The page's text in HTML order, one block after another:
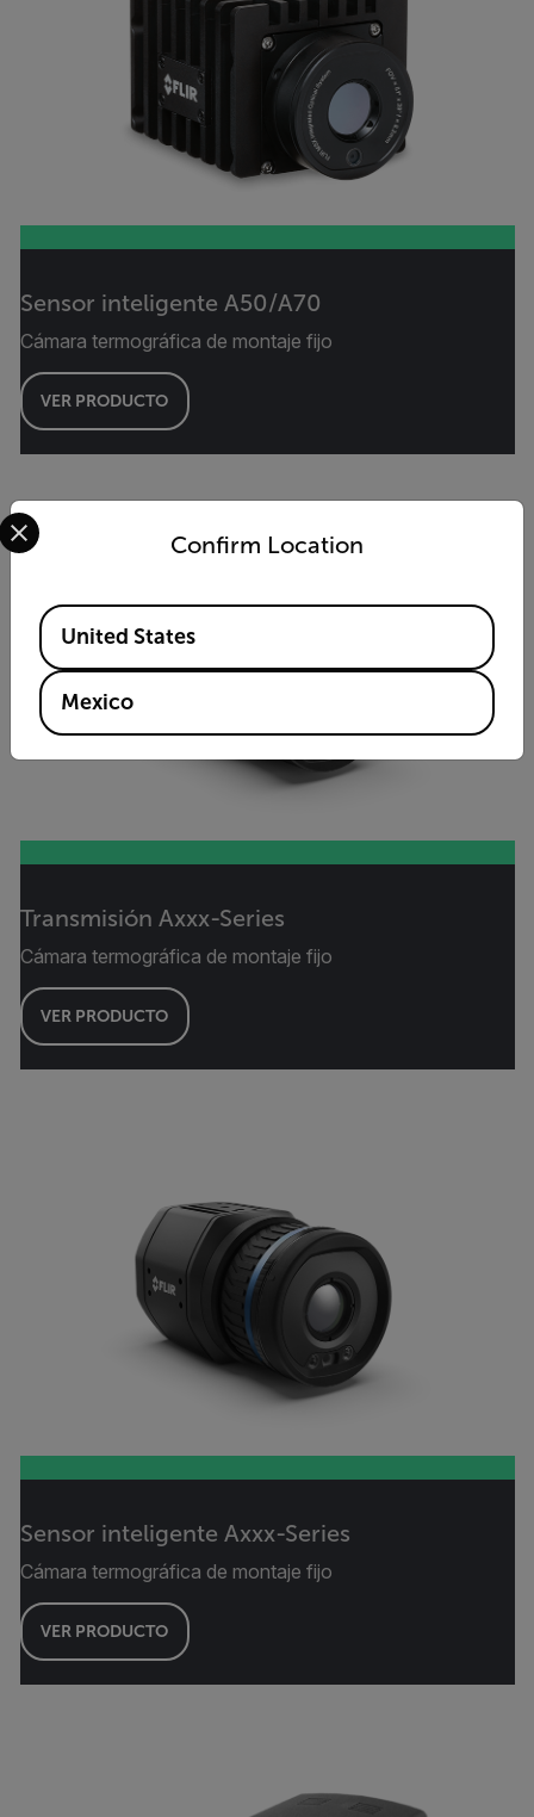
Sensor inteligente A50/A70
Cámara termográfica de montaje fijo
VER PRODUCTO
Transmisión Axxx-Series
Cámara termográfica de montaje fijo
VER PRODUCTO
Sensor inteligente Axxx-Series
Cámara termográfica de montaje fijo
VER PRODUCTO
Confirm Location
Select your preferred country and language from the
Available Locations
United States
Mexico